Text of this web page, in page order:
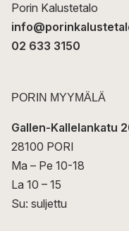
Porin Kalustetalo
02 633 3150
PORIN MYYMÄLÄ
Gallen-Kallelankatu
28100 PORI
Ma – Pe 10-18
La 10 – 15
Su: suljettu